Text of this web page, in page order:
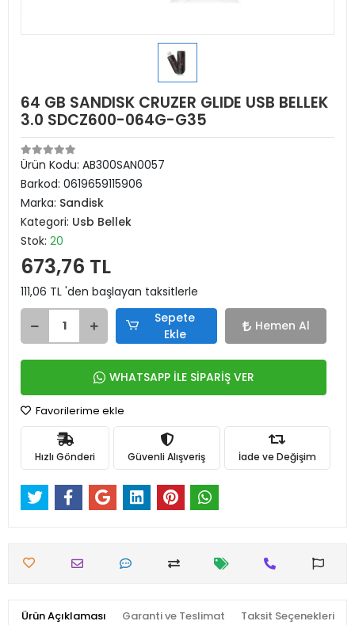
64 GB SANDISK CRUZER GLIDE USB BELLEK
3.0 SDCZ600-064G-G35
Ürün Kodu: AB300SAN0057
Barkod: 0619659115906
Marka: Sandisk
Kategori: Usb Bellek
Stok: 20
673,76 TL
111,06 TL 'den başlayan taksitlerle
Sepete
Ekle
Hemen Al
WHATSAPP İLE SİPARİŞ VER
Favorilerime ekle
Hızlı Gönderi Güvenli Alışveriş İade ve Değişim
Ürün Açıklaması Garanti ve Teslimat Taksit Seçenekleri